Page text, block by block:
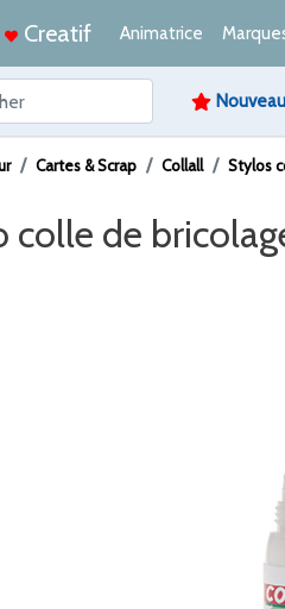
Creatif Animatrice
Cartes & Scrap Collall Stylos
colle de